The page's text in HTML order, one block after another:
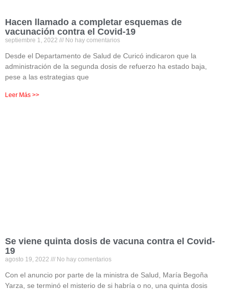
Hacen llamado a completar esquemas de
vacunación contra el Covid-19
septiembre 1, 2022 No hay comentarios
Desde el Departamento de Salud de Curicó indicaron que la
administración de la segunda dosis de refuerzo ha estado baja,
pese a las estrategias que
Leer Más >>
Se viene quinta dosis de vacuna contra el Covid-
19
agosto 19, 2022 No hay comentarios
Con el anuncio por parte de la ministra de Salud, María Begoña
Yarza, se terminó el misterio de si habría o no, una quinta dosis